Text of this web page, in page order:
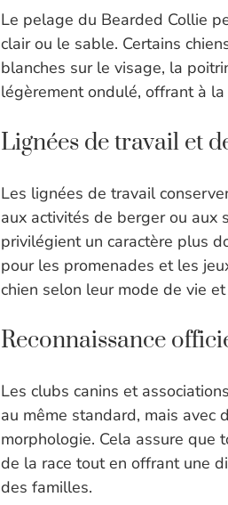
Le pelage du Bearded Collie
clair ou le sable. Certains
blanches sur le visage, la
légèrement ondulé, offrant à
Lignées de travail et
Les lignées de travail
aux activités de berger ou aux
privilégient un caractère plus
pour les promenades et les
chien selon leur mode de vie
Reconnaissance
Les clubs canins et
au même standard, mais avec
morphologie. Cela assure que
de la race tout en offrant une
des familles.